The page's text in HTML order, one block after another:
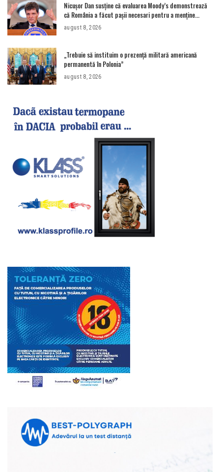
Nicușor Dan susține că evaluarea Moody’s demonstrează
că România a făcut pașii necesari pentru a menține
încrederea investitorilor: „Totuși, perspectiva rămâne
rezervată”
august 8, 2026
„Trebuie să instituim o prezență militară americană
permanentă în Polonia”
august 8, 2026